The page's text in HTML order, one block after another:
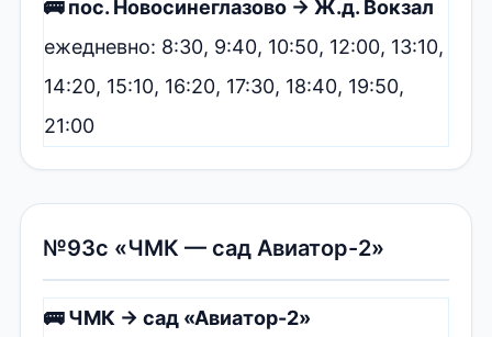
🚌 пос. Новосинеглазово → Ж.д. Вокзал
ежедневно: 8:30, 9:40, 10:50, 12:00, 13:10,
14:20, 15:10, 16:20, 17:30, 18:40, 19:50,
21:00
№93с «ЧМК — сад Авиатор-2»
🚌 ЧМК → сад «Авиатор-2»